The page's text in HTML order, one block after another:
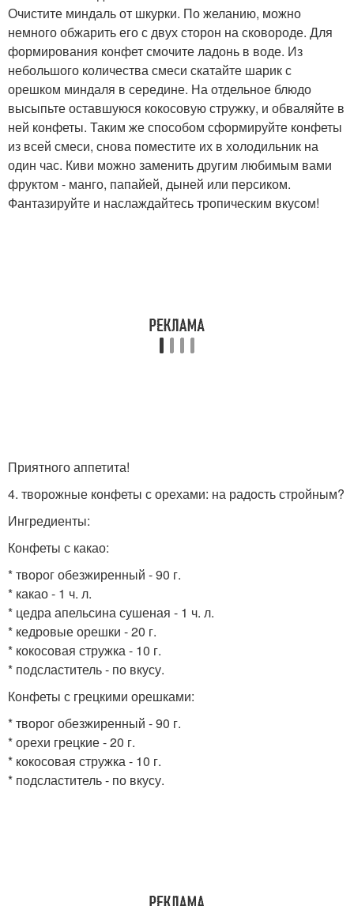
Очистите миндаль от шкурки. По желанию, можно
немного обжарить его с двух сторон на сковороде. Для
формирования конфет смочите ладонь в воде. Из
небольшого количества смеси скатайте шарик с
орешком миндаля в середине. На отдельное блюдо
высыпьте оставшуюся кокосовую стружку, и обваляйте в
ней конфеты. Таким же способом сформируйте конфеты
из всей смеси, снова поместите их в холодильник на
один час. Киви можно заменить другим любимым вами
фруктом - манго, папайей, дыней или персиком.
Фантазируйте и наслаждайтесь тропическим вкусом!
Приятного аппетита!
4. творожные конфеты с орехами: на радость стройным?
Ингредиенты:
Конфеты с какао:
* творог обезжиренный - 90 г.
* какао - 1 ч. л.
* цедра апельсина сушеная - 1 ч. л.
* кедровые орешки - 20 г.
* кокосовая стружка - 10 г.
* подсластитель - по вкусу.
Конфеты с грецкими орешками:
* творог обезжиренный - 90 г.
* орехи грецкие - 20 г.
* кокосовая стружка - 10 г.
* подсластитель - по вкусу.